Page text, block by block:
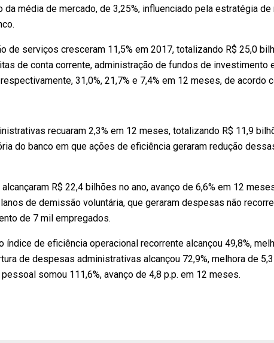
da média de mercado, de 3,25%, influenciado pela estratégia
de serviços cresceram 11,5% em 2017, totalizando R$ 25,0
de conta corrente, administração de fundos de investimento
31,0%, 21,7% e 7,4% em 12 meses, de acordo
recuaram 2,3% em 12 meses, totalizando R$ 11,9
do banco em que ações de eficiência geraram redução
R$ 22,4 bilhões no ano, avanço de 6,6% em 12
de demissão voluntária, que geraram despesas não
de 7 mil empregados.
índice de eficiência operacional recorrente alcançou 49,8%,
de despesas administrativas alcançou 72,9%, melhora de
somou 111,6%, avanço de 4,8 p.p. em 12 meses.